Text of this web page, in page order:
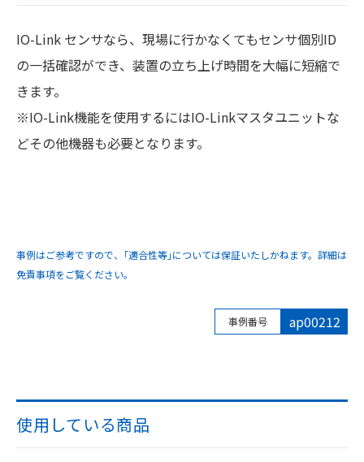
IO-Link センサなら、現場に行かなくてもセンサ個別ID
の一括確認ができ、装置の立ち上げ時間を大幅に短縮で
きます。
※IO-Link機能を使用するにはIO-Linkマスタユニットな
どその他機器も必要となります。
事例はご参考ですので、｢適合性等｣については保証いたしかねます。詳細は
免責事項をご覧ください。
事例番号 ap00212
使用している商品